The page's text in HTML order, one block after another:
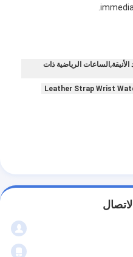
الرياضية ذات
Leather Strap Wrist